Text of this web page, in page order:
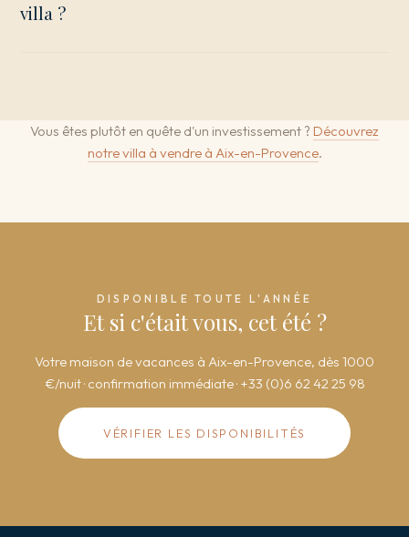
villa ?
Vous êtes plutôt en quête d'un investissement ? Découvrez
notre villa à vendre à Aix-en-Provence.
DISPONIBLE TOUTE L'ANNÉE
Et si c'était vous, cet été ?
Votre maison de vacances à Aix-en-Provence, dès 1000
€/nuit · confirmation immédiate · +33 (0)6 62 42 25 98
VÉRIFIER LES DISPONIBILITÉS